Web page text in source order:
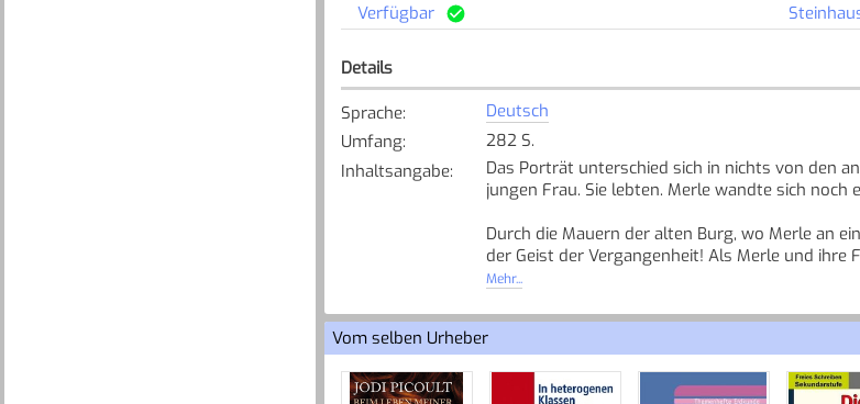
Verfügbar
Details
Sprache:
Deutsch
Umfang:
282 S.
Inhaltsangabe:
Das Porträt unterschied sich in nichts von den
jungen Frau. Sie lebten. Merle wandte sich noch
Durch die Mauern der alten Burg, wo Merle an
der Geist der Vergangenheit! Als Merle und ihre
Stück aus einer längst vergangenen Zeit
- Warum überfällt Merle solch ein namenloses
- Warum gelingt ihnen alles wie von
- Und ist es wirklich noch ihr eigenes Stück, das
Quelle: Buchhaus.ch, bearbeitet mit ChatGPT
Mehr...
Vom selben Urheber